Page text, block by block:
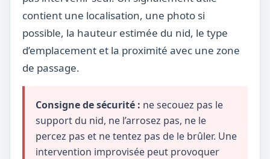
contient une localisation, une photo si
possible, la hauteur estimée du nid, le type
d’emplacement et la proximité avec une zone
de passage.
Consigne de sécurité : ne secouez pas le
support du nid, ne l’arrosez pas, ne le
percez pas et ne tentez pas de le brûler. Une
intervention improvisée peut provoquer